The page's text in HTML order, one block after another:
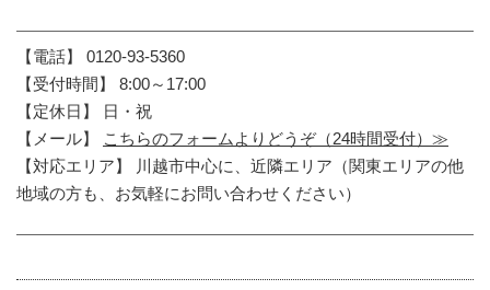
【電話】 0120-93-5360
【受付時間】 8:00～17:00
【定休日】 日・祝
【メール】
こちらのフォームよりどうぞ（24時間受付）≫
【対応エリア】 川越市中心に、近隣エリア（関東エリアの他
地域の方も、お気軽にお問い合わせください）